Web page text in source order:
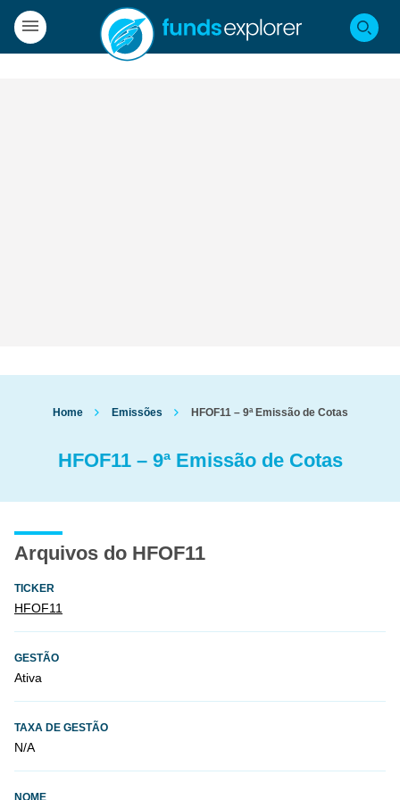
Home Emissões HFOF11 – 9ª Emissão de Cotas
HFOF11 – 9ª Emissão de Cotas
Arquivos do HFOF11
TICKER
HFOF11
GESTÃO
Ativa
TAXA DE GESTÃO
N/A
NOME